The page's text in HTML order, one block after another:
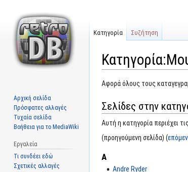
Μετάβαση
πλοήγηση
Πήδηση
αναζήτηση
Αφορά όλους τους
Σελίδες στην
Αυτή η κατηγορία περιέχει
(προηγούμενη σελίδα) (
A
Andre Ryder
Κατηγορία Συζήτηση
Αρχική σελίδα
Πρόσφατες αλλαγές
Τυχαία σελίδα
Βοήθεια για το MediaWiki
Εργαλεία
Τι συνδέει εδώ
Σχετικές αλλαγές